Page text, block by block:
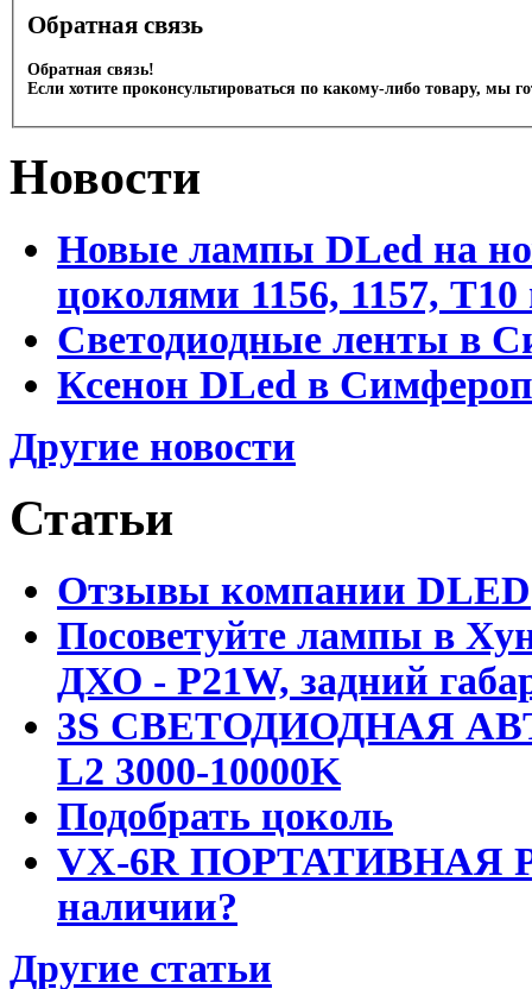
Обратная связь
Обратная связь!
Если хотите проконсультироваться по какому-либо товару, мы
Новости
Новые лампы DLed на
цоколями 1156, 1157,
Светодиодные ленты в
Ксенон DLed в
Другие новости
Статьи
Отзывы компании DLED
Посоветуйте лампы в
ДХО - P21W, задний
3S СВЕТОДИОДНАЯ
L2 3000-10000K
Подобрать цоколь
VX-6R ПОРТАТИВНАЯ
наличии?
Другие статьи